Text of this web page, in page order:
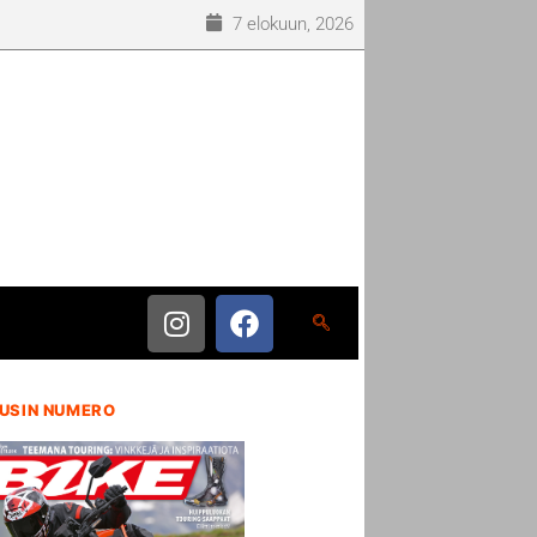
7 elokuun, 2026
NUMERO